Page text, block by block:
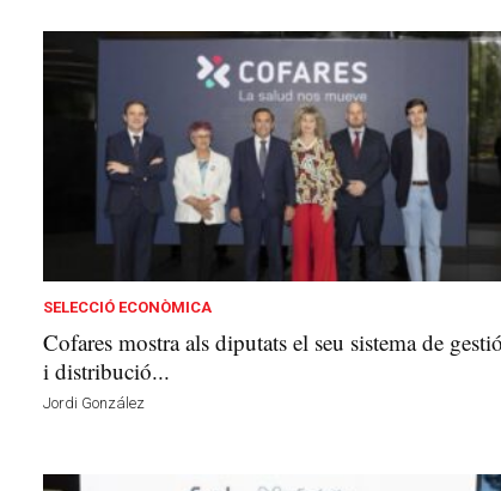
SELECCIÓ ECONÒMICA
Cofares mostra als diputats el seu sistema de gestió
i distribució...
Jordi González